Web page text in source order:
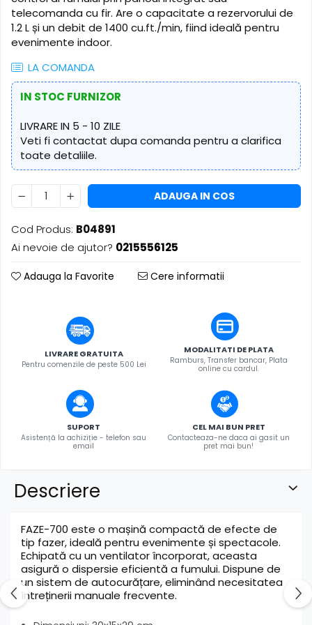
Sisteme asistență auditivă
Procesoare & Convertoare
​​Descărcare
​​Lumină UV și neagră
Alimentare & Distribuție
Distribuitoare de putere
Dimmer & Switch Packs
telecomanda cu fir. Are o capacitate a rezervorului de
1.2 L și un debit de 1400 cu.ft./min, fiind ideală pentru
evenimente indoor.
LA COMANDA
IN STOC FURNIZOR
LIVRARE IN 5 - 10 ZILE
Veti fi contactat dupa comanda pentru a clarifica
toate detaliile.
ADAUGA IN COS
Cod Produs: B04891
Ai nevoie de ajutor? 0215556125
Adauga la Favorite Cere informatii
LIVRARE GRATUITA
Pentru comenzile de peste 500 Lei
MODALITATI DE PLATA
Ramburs, Transfer bancar, Plata
online cu cardul.
SUPORT
Asistență la achiziție - telefon sau
email
CEL MAI BUN PRET
Contacteaza-ne daca ai gasit un
pret mai bun!
Descriere
FAZE-700 este o mașină compactă de efecte de
tip fazer, ideală pentru evenimente și spectacole.
Echipată cu un ventilator încorporat, aceasta
asigură o dispersie eficientă a fumului. Dispune de
un sistem de autocurățare, eliminând necesitatea
întreținerii manuale frecvente.